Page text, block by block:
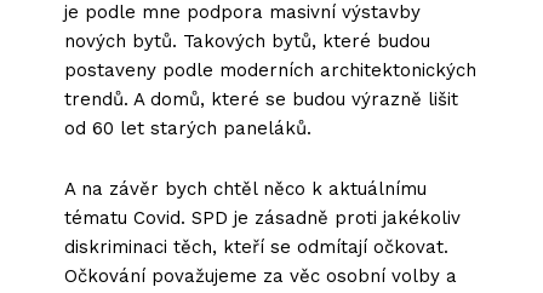
je podle mne podpora masivní výstavby
nových bytů. Takových bytů, které budou
postaveny podle moderních architektonických
trendů. A domů, které se budou výrazně lišit
od 60 let starých paneláků.
A na závěr bych chtěl něco k aktuálnímu
tématu Covid. SPD je zásadně proti jakékoliv
diskriminaci těch, kteří se odmítají očkovat.
Očkování považujeme za věc osobní volby a